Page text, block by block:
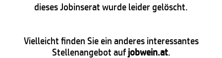
dieses Jobinserat wurde leider gelöscht.
Vielleicht finden Sie ein anderes interessantes
Stellenangebot aufjobwein.at.